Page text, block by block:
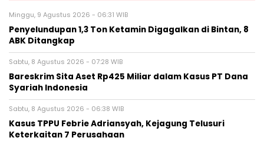
Minggu, 9 Agustus 2026 - 06:31 WIB
Penyelundupan 1,3 Ton Ketamin Digagalkan di Bintan, 8
ABK Ditangkap
Sabtu, 8 Agustus 2026 - 07:28 WIB
Bareskrim Sita Aset Rp425 Miliar dalam Kasus PT Dana
Syariah Indonesia
Sabtu, 8 Agustus 2026 - 06:38 WIB
Kasus TPPU Febrie Adriansyah, Kejagung Telusuri
Keterkaitan 7 Perusahaan